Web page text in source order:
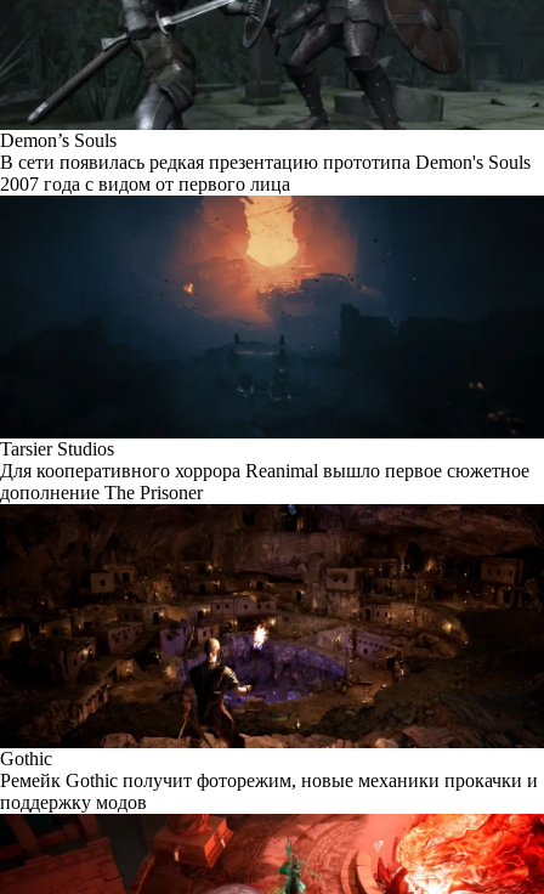
Demon’s Souls
В сети появилась редкая презентацию прототипа Demon's Souls
2007 года с видом от первого лица
Tarsier Studios
Для кооперативного хоррора Reanimal вышло первое сюжетное
дополнение The Prisoner
Gothic
Ремейк Gothic получит фоторежим, новые механики прокачки и
поддержку модов